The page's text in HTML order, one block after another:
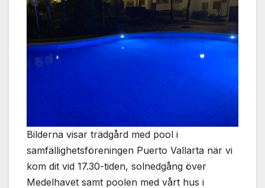
Bilderna visar trädgård med pool i
samfällighetsföreningen Puerto Vallarta när vi
kom dit vid 17.30-tiden, solnedgång över
Medelhavet samt poolen med vårt hus i